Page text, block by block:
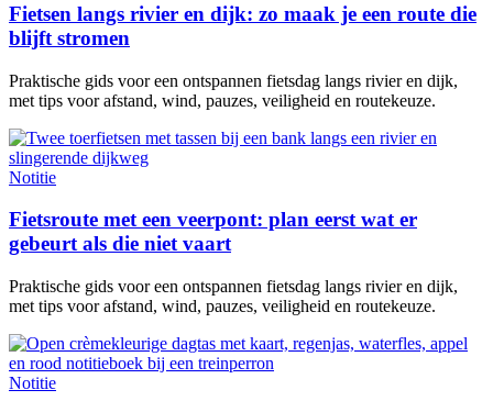
Fietsen langs rivier en dijk: zo maak je een route die
blijft stromen
Praktische gids voor een ontspannen fietsdag langs rivier en dijk,
met tips voor afstand, wind, pauzes, veiligheid en routekeuze.
Notitie
Fietsroute met een veerpont: plan eerst wat er
gebeurt als die niet vaart
Praktische gids voor een ontspannen fietsdag langs rivier en dijk,
met tips voor afstand, wind, pauzes, veiligheid en routekeuze.
Notitie